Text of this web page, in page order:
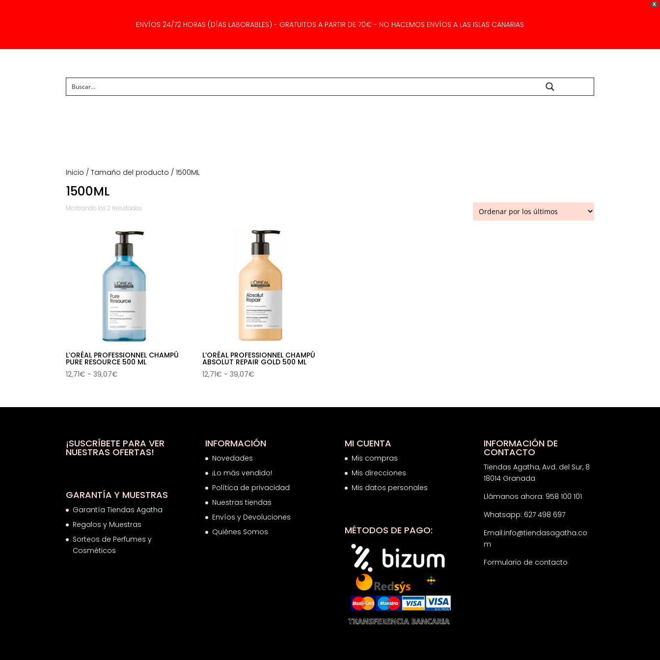
X
ENVÍOS 24/72 HORAS (DÍAS LABORABLES) - GRATUITOS A PARTIR DE 70€ - NO HACEMOS ENVÍOS A LAS ISLAS CANARIAS
Inicio / Tamaño del producto / 1500ML
1500ML
Mostrando los 2 resultadosOrdenado
los
L’ORÉAL PROFESSIONNEL CHAMPÚ
PURE RESOURCE 500 ML
12,71€ - 39,07€
desde
39,07€
L’ORÉAL PROFESSIONNEL CHAMPÚ
ABSOLUT REPAIR GOLD 500 ML
12,71€ - 39,07€
desde
39,07€
¡SUSCRÍBETE PARA VER
NUESTRAS OFERTAS!
GARANTÍA Y MUESTRAS
Garantía Tiendas Agatha
Regalos y Muestras
Sorteos de Perfumes y
Cosméticos
INFORMACIÓN
Novedades
¡Lo más vendido!
Política de privacidad
Nuestras tiendas
Envíos y Devoluciones
Quiénes Somos
MI CUENTA
Mis compras
Mis direcciones
Mis datos personales
MÉTODOS DE PAGO:
INFORMACIÓN DE
CONTACTO
Tiendas Agatha, Avd. del Sur, 8
18014 Granada
Llámanos ahora: 958 100 101
Whatsapp: 627 498 697
Email:info@tiendasagatha.co
m
Formulario de contacto